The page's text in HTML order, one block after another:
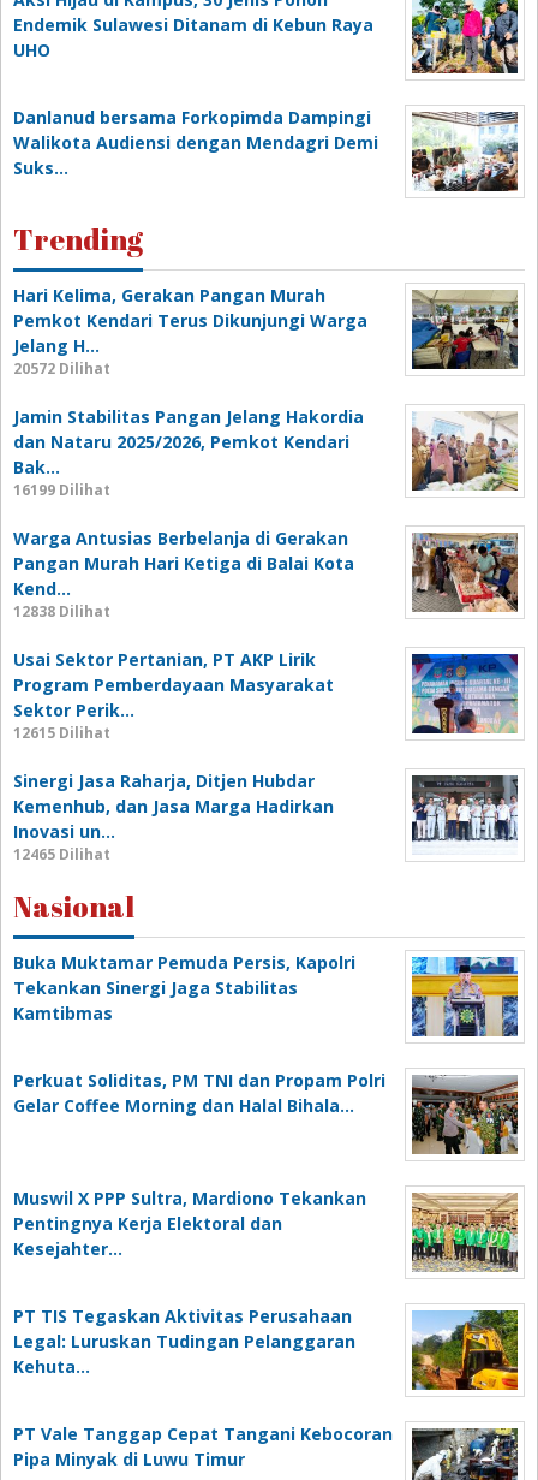
Endemik Sulawesi Ditanam di Kebun Raya
UHO
Danlanud bersama Forkopimda Dampingi
Walikota Audiensi dengan Mendagri Demi
Suks…
Trending
Hari Kelima, Gerakan Pangan Murah
Pemkot Kendari Terus Dikunjungi Warga
Jelang H…
20572 Dilihat
Jamin Stabilitas Pangan Jelang Hakordia
dan Nataru 2025/2026, Pemkot Kendari
Bak…
16199 Dilihat
Warga Antusias Berbelanja di Gerakan
Pangan Murah Hari Ketiga di Balai Kota
Kend…
12838 Dilihat
Usai Sektor Pertanian, PT AKP Lirik
Program Pemberdayaan Masyarakat
Sektor Perik…
12615 Dilihat
Sinergi Jasa Raharja, Ditjen Hubdar
Kemenhub, dan Jasa Marga Hadirkan
Inovasi un…
12465 Dilihat
Nasional
Buka Muktamar Pemuda Persis, Kapolri
Tekankan Sinergi Jaga Stabilitas
Kamtibmas
Perkuat Soliditas, PM TNI dan Propam Polri
Gelar Coffee Morning dan Halal Bihala…
Muswil X PPP Sultra, Mardiono Tekankan
Pentingnya Kerja Elektoral dan
Kesejahter…
PT TIS Tegaskan Aktivitas Perusahaan
Legal: Luruskan Tudingan Pelanggaran
Kehuta…
PT Vale Tanggap Cepat Tangani Kebocoran
Pipa Minyak di Luwu Timur